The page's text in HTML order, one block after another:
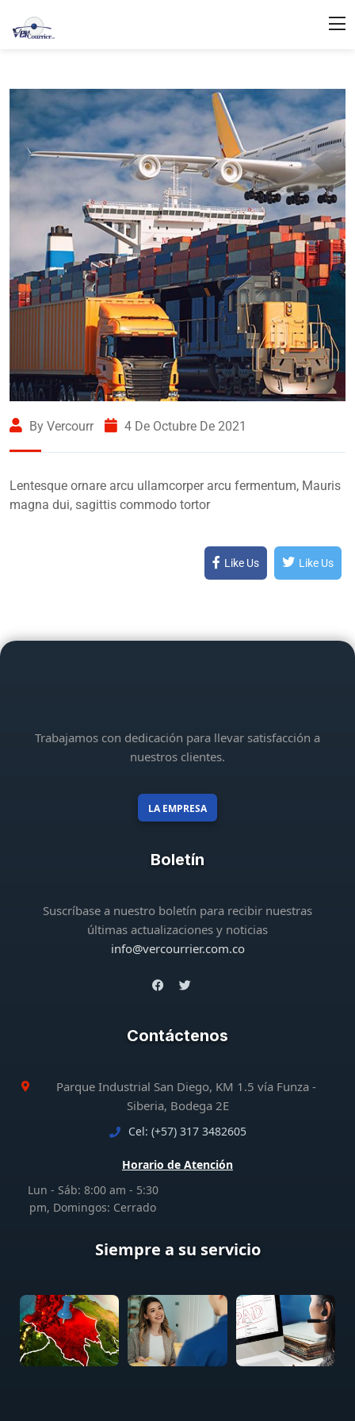
By Vercourr 4 De Octubre De 2021
Lentesque ornare arcu ullamcorper arcu fermentum, Mauris
magna dui, sagittis commodo tortor
Like Us Like Us
Trabajamos con dedicación para llevar satisfacción a
nuestros clientes.
LA EMPRESA
Boletín
Suscríbase a nuestro boletín para recibir nuestras
últimas actualizaciones y noticias
info@vercourrier.com.co
Contáctenos
Parque Industrial San Diego, KM 1.5 vía Funza -
Siberia, Bodega 2E
Cel: (+57) 317 3482605
Horario de Atención
Lun - Sáb: 8:00 am - 5:30
pm, Domingos: Cerrado
Siempre a su servicio